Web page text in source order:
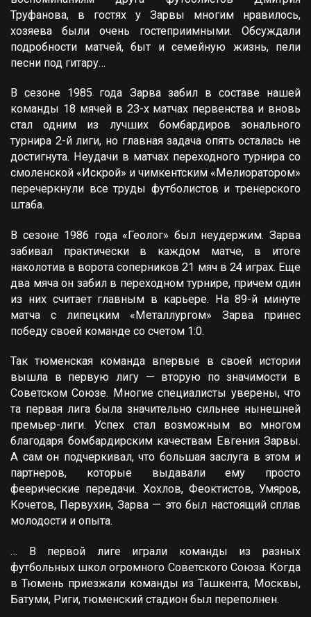
Труфанова, в гостях у Зарвы многим нравилось,
хозяева были очень гостеприимными. Обсуждали
подробности матчей, быт и семейную жизнь, пели
песни под гитару…
В сезоне 1985 года Зарва забил в составе нашей
команды 18 мячей в 23-х матчах первенства и вновь
стал одним из лучших бомбардиров зонального
турнира 2-й лиги, но главная задача опять осталась не
достигнута. Неудачи в матчах переходного турнира со
смоленской «Искрой» и чимкентским «Мелиоратором»
перечеркнули все труды футболистов и тренерского
штаба.
В сезоне 1986 года «Геолог» был неудержим. Зарва
забивал практически в каждом матче, в итоге
наколотив в ворота соперников 21 мяч в 24 играх. Eще
два мяча он забил в переходном турнире, причем один
из них считает главным в карьере. На 89-й минуте
матча с липецким «Металлургом» Зарва принес
победу своей команде со счетом 1:0.
Так тюменская команда впервые в своей истории
вышла в первую лигу — вторую по значимости в
Советском Союзе. Многие специалисты уверены, что
та первая лига была значительно сильнее нынешней
премьер-лиги. Успех стал возможным во многом
благодаря бомбардирским качествам Eвгения Зарвы.
А сам он подчеркивал, что большая заслуга в этом и
партнеров, которые выдавали ему просто
феерические передачи. Хохлов, Феоктистов, Умяров,
Кочетов, Первухин, Зарва — это был настоящий сплав
молодости и опыта.
… В первой лиге играли команды из разных
футбольных школ огромного Советского Союза. Когда
в Тюмень приезжали команды из Ташкента, Москвы,
Батуми, Риги, тюменский стадион был переполнен.